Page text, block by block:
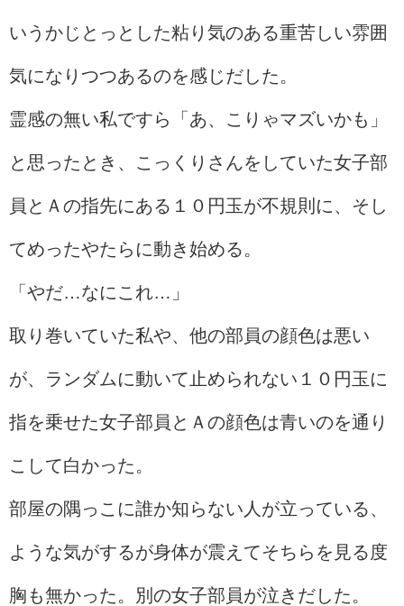
いうかじとっとした粘り気のある重苦しい雰囲
気になりつつあるのを感じだした。
霊感の無い私ですら「あ、こりゃマズいかも」
と思ったとき、こっくりさんをしていた女子部
員とＡの指先にある１０円玉が不規則に、そし
てめったやたらに動き始める。
「やだ…なにこれ…」
取り巻いていた私や、他の部員の顔色は悪い
が、ランダムに動いて止められない１０円玉に
指を乗せた女子部員とＡの顔色は青いのを通り
こして白かった。
部屋の隅っこに誰か知らない人が立っている、
ような気がするが身体が震えてそちらを見る度
胸も無かった。別の女子部員が泣きだした。